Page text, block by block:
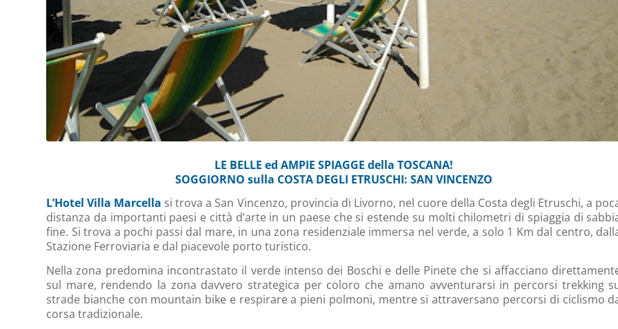
LE BELLE ed AMPIE SPIAGGE della TOSCANA!
SOGGIORNO sulla COSTA DEGLI ETRUSCHI: SAN VINCENZO
L’Hotel Villa Marcella si trova a San Vincenzo, provincia di Livorno, nel cuore della Costa degli Etruschi, a
distanza da importanti paesi e città d’arte in un paese che si estende su molti chilometri di spiaggia di
fine. Si trova a pochi passi dal mare, in una zona residenziale immersa nel verde, a solo 1 Km dal centro,
Stazione Ferroviaria e dal piacevole porto turistico.
Nella zona predomina incontrastato il verde intenso dei Boschi e delle Pinete che si affacciano
sul mare, rendendo la zona davvero strategica per coloro che amano avventurarsi in percorsi trekking
strade bianche con mountain bike e respirare a pieni polmoni, mentre si attraversano percorsi di ciclismo
corsa tradizionale.